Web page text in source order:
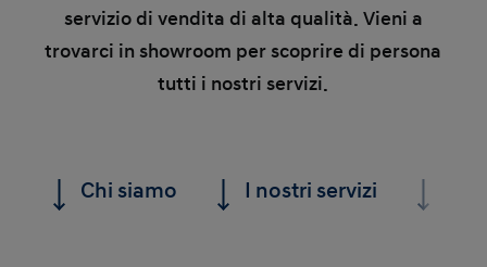
servizio di vendita di alta qualità. Vieni a
trovarci in showroom per scoprire di persona
tutti i nostri servizi.
Chi siamo I nostri servizi